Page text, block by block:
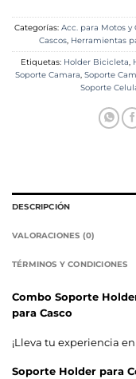
Categorías: Acc. para Motos y
Cascos, Herramientas
Etiquetas: Holder Bicicleta,
Soporte Camara, Soporte
Soporte
DESCRIPCIÓN
VALORACIONES (0)
TÉRMINOS Y CONDICIONES
Combo Soporte
para Casco
¡Lleva tu experiencia
Soporte Holder para